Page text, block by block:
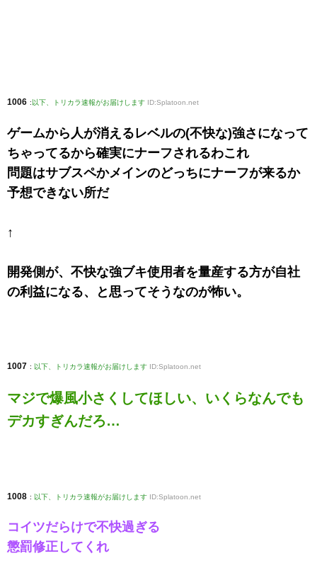
1006 :以下、トリカラ速報がお届けします ID:Splatoon.net
ゲームから人が消えるレベルの(不快な)強さになって
ちゃってるから確実にナーフされるわこれ
問題はサブスペかメインのどっちにナーフが来るか
予想できない所だ
↑
開発側が、不快な強ブキ使用者を量産する方が自社
の利益になる、と思ってそうなのが怖い。
1007 : 以下、トリカラ速報がお届けします ID:Splatoon.net
マジで爆風小さくしてほしい、いくらなんでも
デカすぎんだろ…
1008 : 以下、トリカラ速報がお届けします ID:Splatoon.net
コイツだらけで不快過ぎる
懲罰修正してくれ